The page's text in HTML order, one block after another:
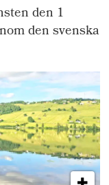
den 1
den svenska